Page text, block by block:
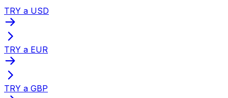
TRY a USD
TRY a EUR
TRY a GBP